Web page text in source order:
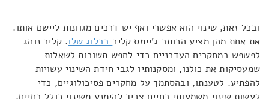
ובכל זאת, שינוי הוא אפשרי ואף יש דרכים מגוונות ליישם אותו.
את אחת מהן מציע הכותב ג'יימס קליר בבלוג שלו. קליר נוהג
לפשפש במחקרים העדכניים כדי לחפש תשובות לשאלות
שמעסיקות את כולנו, ומסקנותיו לגבי חידת השינוי עשויות
להפתיע. לטענתו, ובהסתמך על מחקרים פסיכולוגיים, כדי